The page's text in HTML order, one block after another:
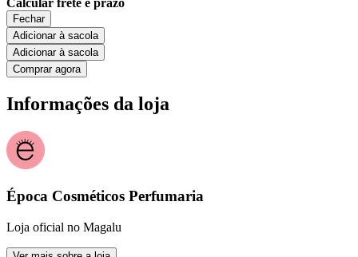
Calcular frete e prazo
Fechar
Adicionar à sacola
Adicionar à sacola
Comprar agora
Informações da loja
Época Cosméticos Perfumaria
Loja oficial no Magalu